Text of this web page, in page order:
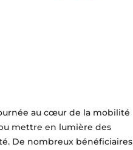
au cœur de la mobilité
mettre en lumière des
De nombreux bénéficiaires